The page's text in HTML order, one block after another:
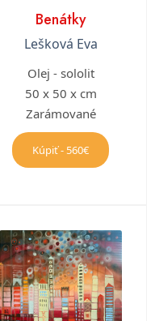
Benátky
Lešková Eva
Olej - sololit
50 x 50 x cm
Zarámované
Kúpiť - 560€